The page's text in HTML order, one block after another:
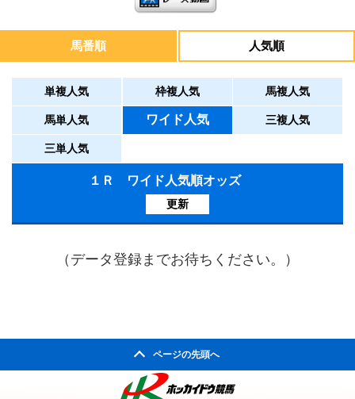
馬番順 人気順
単複人気 枠複人気 馬複人気
馬単人気 ワイド人気 三複人気
三単人気
１Ｒ ワイド人気順オッズ
更新
（データ登録までお待ちください。）
ページの先頭へ